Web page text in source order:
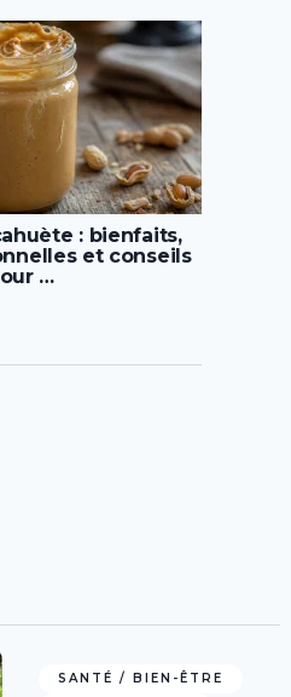
: bienfaits,
et conseils
…
SANTÉ / BIEN-ÊTRE